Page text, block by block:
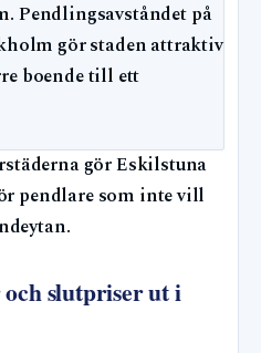
Pendlingsavståndet på
gör staden attraktiv
boende till ett
gör Eskilstuna
pendlare som inte vill
slutpriser ut i